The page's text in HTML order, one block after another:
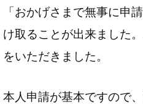
「おかげさまで無事に申
け取ることが出来ました
をいただきました。
本人申請が基本ですので